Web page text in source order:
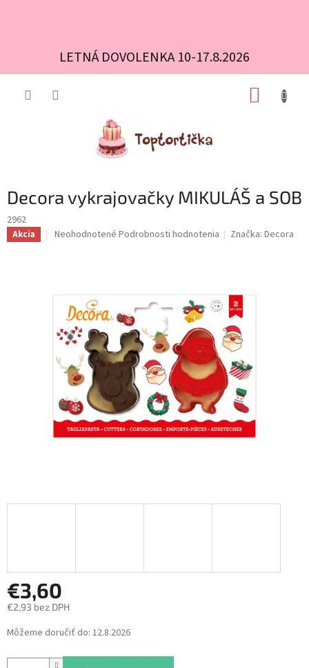
LETNÁ DOVOLENKA 10-17.8.2026
Decora vykrajovačky MIKULÁŠ a SOB
2962
Akcia
Priemerné
hviezdičiek.
Neohodnotené Podrobnosti hodnotenia Značka:Decora
€3,60
€2,93 bez DPH
Jednotková
cena:
Môžeme doručiť do: 12.8.2026